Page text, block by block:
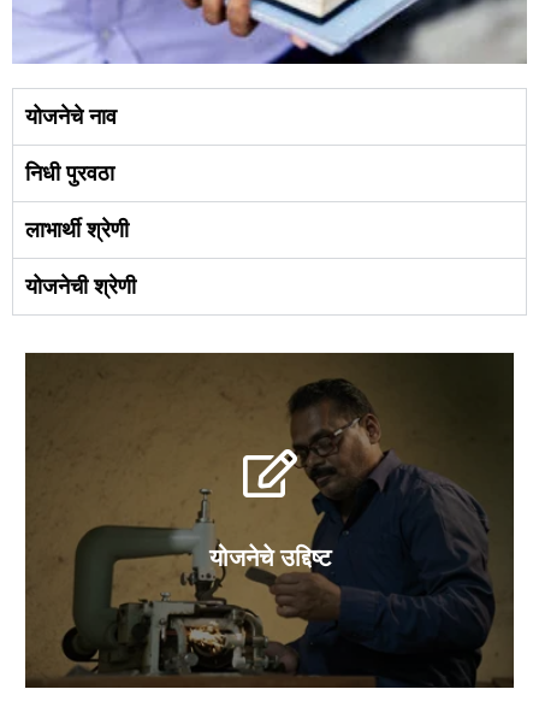
योजनेचे नाव
निधी पुरवठा
लाभार्थी श्रेणी
योजनेची श्रेणी
योजनेचे उद्दिष्ट